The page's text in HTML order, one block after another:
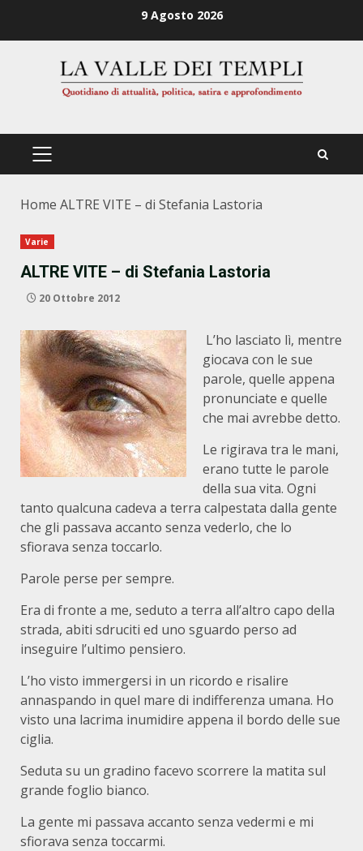
9 Agosto 2026
PRIMÄRES
Home ALTRE VITE – di Stefania Lastoria
Varie
ALTRE VITE – di Stefania Lastoria
20 Ottobre 2012
L’ho lasciato lì, mentre
giocava con le sue
parole, quelle appena
pronunciate e quelle
che mai avrebbe detto.
Le rigirava tra le mani,
erano tutte le parole
della sua vita. Ogni
tanto qualcuna cadeva a terra calpestata dalla gente
che gli passava accanto senza vederlo, che lo
sfiorava senza toccarlo.
Parole perse per sempre.
Era di fronte a me, seduto a terra all’altro capo della
strada, abiti sdruciti ed uno sguardo perso ad
inseguire l’ultimo pensiero.
L’ho visto immergersi in un ricordo e risalire
annaspando in quel mare di indifferenza umana. Ho
visto una lacrima inumidire appena il bordo delle sue
ciglia.
Seduta su un gradino facevo scorrere la matita sul
grande foglio bianco.
La gente mi passava accanto senza vedermi e mi
sfiorava senza toccarmi.